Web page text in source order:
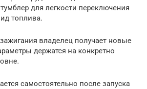
для легкости переключения
топлива.
владелец получает новые
держатся на конкретно
самостоятельно после запуска